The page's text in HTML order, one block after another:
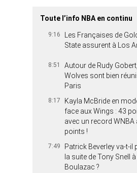
Toute l’info NBA en continu
9:16
Les Françaises de
State assurent à Los
8:51
Autour de Rudy
Wolves sont bien
Paris
8:17
Kayla McBride en
face aux Wings : 43
avec un record WNBA
points !
7:49
Patrick Beverley va-t-il
la suite de Tony Snell à
Boulazac ?